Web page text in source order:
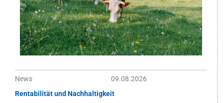
News
09.08.2026
Rentabilität und Nachhaltigkeit